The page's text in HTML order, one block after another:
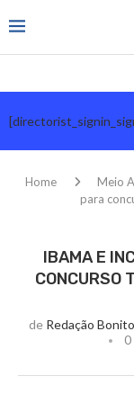
Home Meio
para
IBAMA E
CONCURSO
de Redação
0